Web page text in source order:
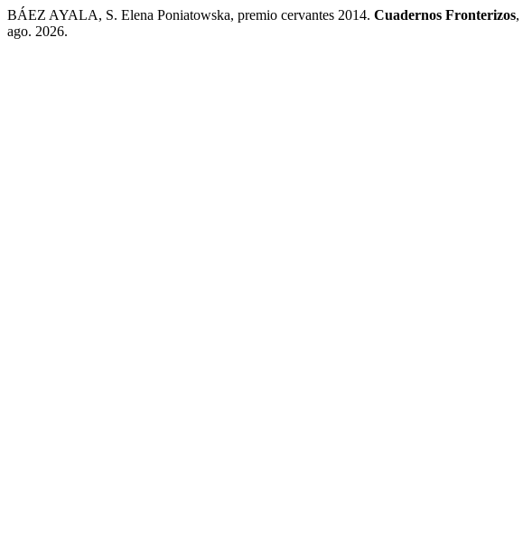
BÁEZ AYALA, S. Elena Poniatowska, premio cervantes 2014. Cuadernos Fronterizos,
ago. 2026.